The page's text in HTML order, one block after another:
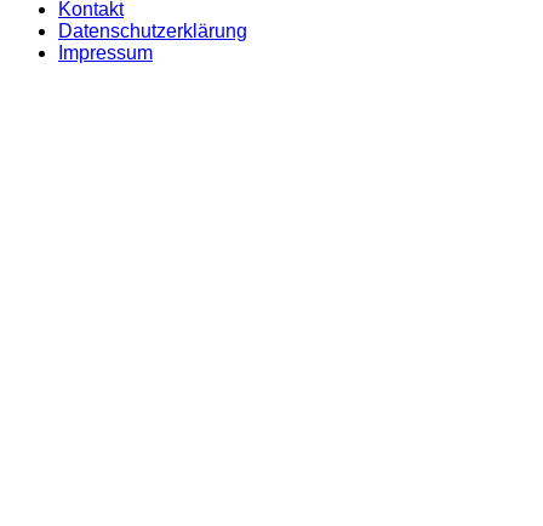
Kontakt
Datenschutzerklärung
Impressum